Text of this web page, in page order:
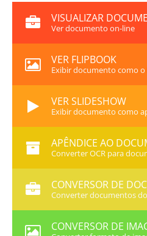
VISUALIZAR
Ver documento on-line
VER FLIPBOOK
Exibir documento como o
VER SLIDESHOW
Exibir documento como
APÊNDICE AO
Converter OCR para
CONVERSOR DE
Converter documentos
CONVERSOR DE